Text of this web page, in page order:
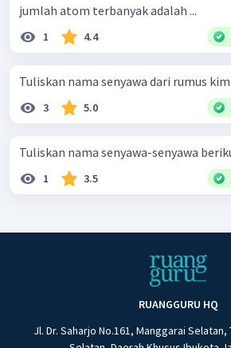
jumlah atom terbanyak adalah ...
1 4.4
Tuliskan nama senyawa dari rumus
3 5.0
1 3.5
RUANGGURU HQ
Jl. Dr. Saharjo No.161, Manggarai